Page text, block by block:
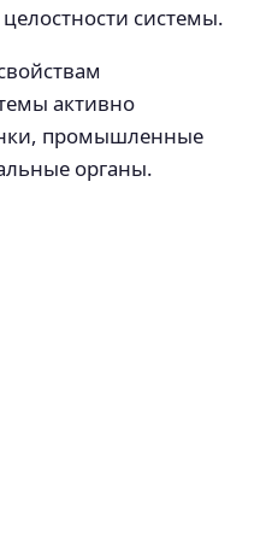
системы.
активно
промышленные
органы.